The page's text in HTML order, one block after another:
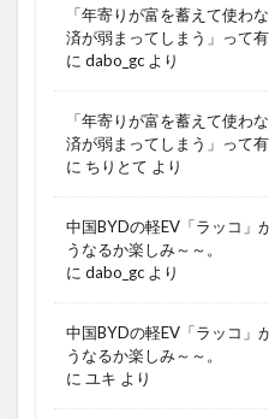
「年寄りが富を蓄えて使わ
済が弱まってしまう」って
に dabo_gc より
「年寄りが富を蓄えて使わ
済が弱まってしまう」って
に ちりとて より
中国BYDの軽EV「ラッコ」
うなるか楽しみ～～。
に dabo_gc より
中国BYDの軽EV「ラッコ」
うなるか楽しみ～～。
に ユキ より